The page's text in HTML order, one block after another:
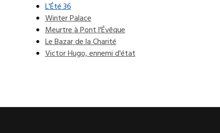
L'Été 36
Winter Palace
Meurtre à Pont l'Évêque
Le Bazar de la Charité
Victor Hugo, ennemi d'état